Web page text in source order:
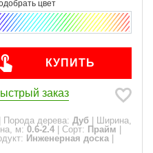
КУПИТЬ
заказ
Порода дерева: Дуб
Ширина,
м: 0.6-2.4 Сорт: Прайм
Инженерная доска